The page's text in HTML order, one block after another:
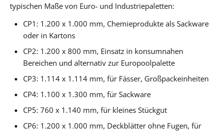
typischen Maße von Euro- und Industriepaletten:
CP1: 1.200 x 1.000 mm, Chemieprodukte als Sackware
oder in Kartons
CP2: 1.200 x 800 mm, Einsatz in konsumnahen
Bereichen und alternativ zur Europoolpalette
CP3: 1.114 x 1.114 mm, für Fässer, Großpackeinheiten
CP4: 1.100 x 1.300 mm, für Sackware
CP5: 760 x 1.140 mm, für kleines Stückgut
CP6: 1.200 x 1.000 mm, Deckblätter ohne Fugen, für